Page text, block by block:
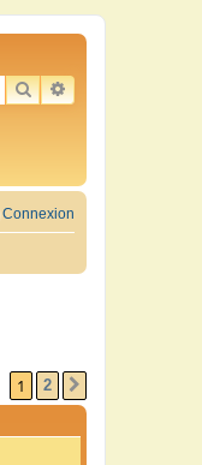
RECHERCHER
RECHERCHE
Connexion
1 2